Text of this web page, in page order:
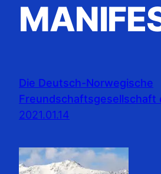
Die Deutsch-Norwegische
Freundschaftsgesellschaft
2021.01.14